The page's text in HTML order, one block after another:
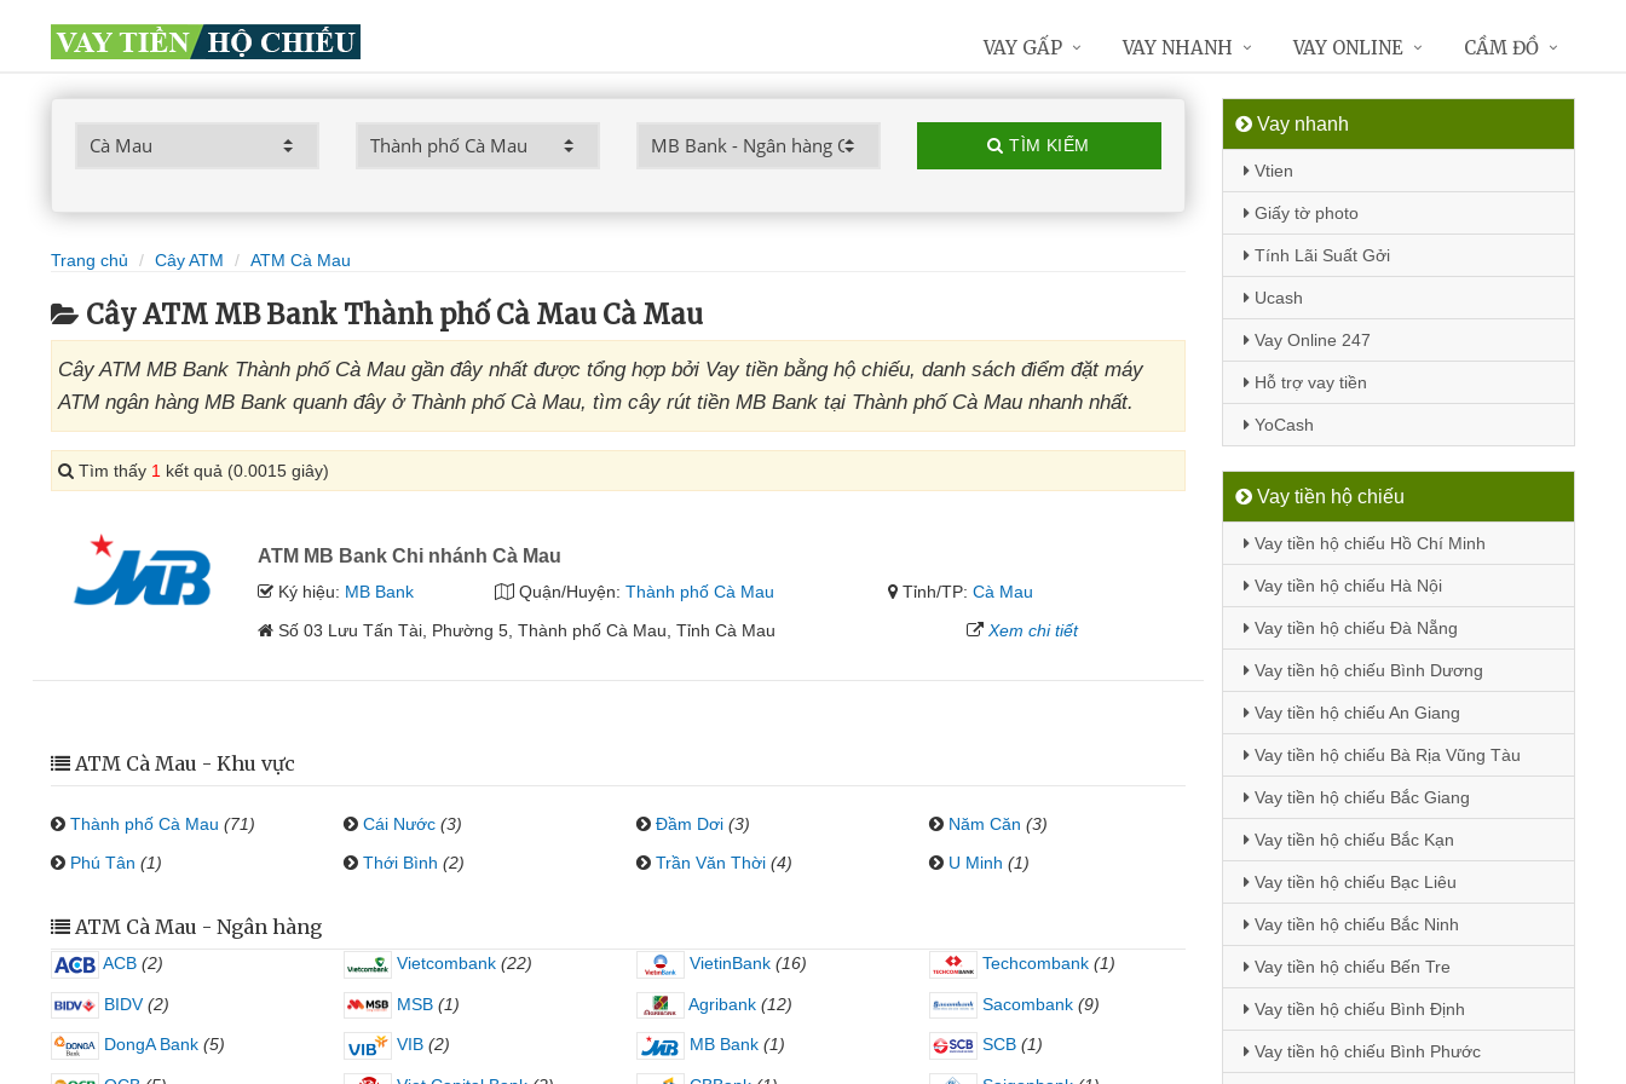
TÌM KIẾM
Trang chủ Cây ATM ATM Cà Mau
Cây ATM MB Bank Thành phố Cà Mau Cà Mau
Cây ATM MB Bank Thành phố Cà Mau gần đây nhất được tổng hợp bởi Vay tiền bằng hộ chiếu, danh sách điểm đặt máy
ATM ngân hàng MB Bank quanh đây ở Thành phố Cà Mau, tìm cây rút tiền MB Bank tại Thành phố Cà Mau nhanh nhất.
Tìm thấy 1 kết quả (0.0015 giây)
ATM MB Bank Chi nhánh Cà Mau
Ký hiệu: MB Bank Quận/Huyện: Thành phố Cà Mau Tỉnh/TP:Cà Mau
Số 03 Lưu Tấn Tài, Phường 5, Thành phố Cà Mau, Tỉnh Cà Mau
Xem chi tiết
ATM Cà Mau - Khu vực
Thành phố Cà Mau (71) Cái Nước (3) Đầm Dơi (3) Năm Căn (3)
Phú Tân (1) Thới Bình (2) Trần Văn Thời (4) U Minh (1)
ATM Cà Mau - Ngân hàng
ACB (2) Vietcombank (22) VietinBank (16) Techcombank (1)
BIDV (2) MSB (1) Agribank (12) Sacombank (9)
DongA Bank (5) VIB (2) MB Bank (1) SCB (1)
Vay nhanh
Vtien
Giấy tờ photo
Tính Lãi Suất Gởi
Ucash
Vay Online 247
Hỗ trợ vay tiền
YoCash
Vay tiền hộ chiếu
Vay tiền hộ chiếu Hồ Chí Minh
Vay tiền hộ chiếu Hà Nội
Vay tiền hộ chiếu Đà Nẵng
Vay tiền hộ chiếu Bình Dương
Vay tiền hộ chiếu An Giang
Vay tiền hộ chiếu Bà Rịa Vũng Tàu
Vay tiền hộ chiếu Bắc Giang
Vay tiền hộ chiếu Bắc Kạn
Vay tiền hộ chiếu Bạc Liêu
Vay tiền hộ chiếu Bắc Ninh
Vay tiền hộ chiếu Bến Tre
Vay tiền hộ chiếu Bình Định
Vay tiền hộ chiếu Bình Phước
VAY GẤP VAY NHANH VAY ONLINE CẦM ĐỒ